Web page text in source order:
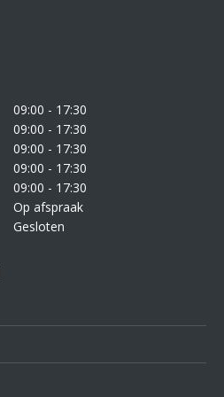
09:00 - 17:30
09:00 - 17:30
09:00 - 17:30
09:00 - 17:30
09:00 - 17:30
Op afspraak
Gesloten